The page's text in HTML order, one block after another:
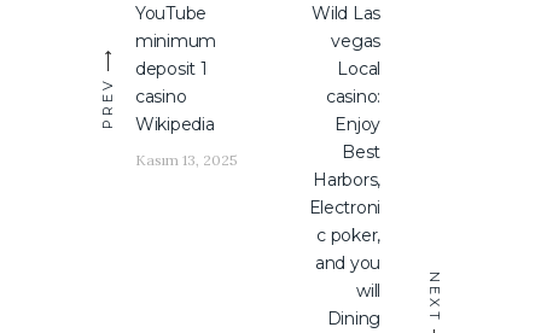
gezinmesi
PREV
Previous
post:
YouTube
minimum
deposit 1
casino
Wikipedia
Kasım 13, 2025
NEXT
Wild Las
vegas
Local
casino:
Enjoy
Best
Harbors,
Electroni
c poker,
and you
will
Dining